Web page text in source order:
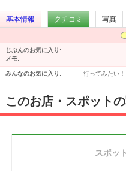
基本情報 クチコミ
写真
じぶんのお気に入り:
メモ:
みんなのお気に入り: 行ってみたい！
このお店・スポット
スポッ